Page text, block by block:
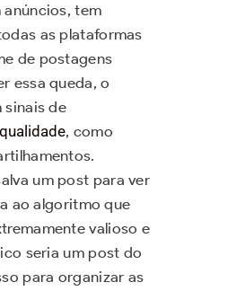
tem
as plataformas
de postagens
essa queda, o
sinais de
qualidade, como
um post para ver
ao algoritmo que
valioso e
seria um post do
para organizar as